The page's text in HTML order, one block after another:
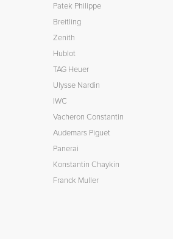
Patek Philippe
Breitling
Zenith
Hublot
TAG Heuer
Ulysse Nardin
IWC
Vacheron Constantin
Audemars Piguet
Panerai
Konstantin Chaykin
Franck Muller